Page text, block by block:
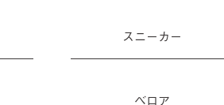
スニーカー
ベロア